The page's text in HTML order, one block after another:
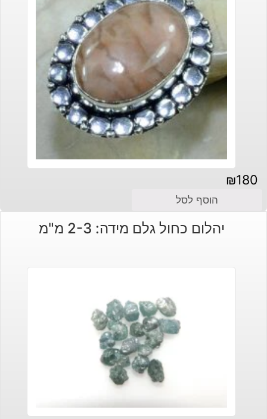
₪180
הוסף לסל
יהלום כחול גלם מידה: 2-3 מ"מ